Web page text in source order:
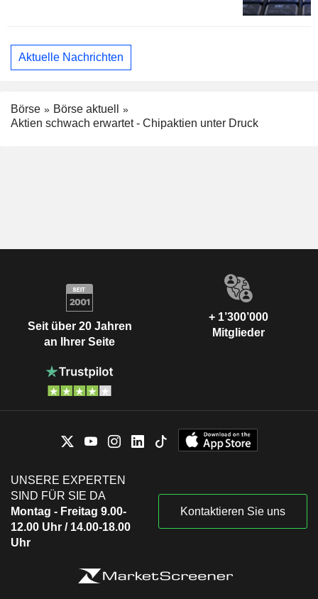
Aktuelle Nachrichten
Börse
Börse aktuell
Aktien schwach erwartet - Chipaktien unter Druck
Seit über 20 Jahren
an Ihrer Seite
+ 1’300’000
Mitglieder
UNSERE EXPERTEN
SIND FÜR SIE DA
Montag - Freitag 9.00-
12.00 Uhr / 14.00-18.00
Uhr
Kontaktieren Sie uns